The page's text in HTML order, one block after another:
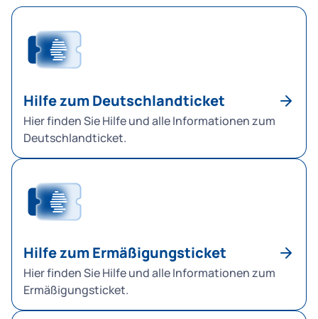
Hilfe zum Deutschlandticket
Hier finden Sie Hilfe und alle Informationen zum
Deutschlandticket.
Hilfe zum Ermäßigungsticket
Hier finden Sie Hilfe und alle Informationen zum
Ermäßigungsticket.